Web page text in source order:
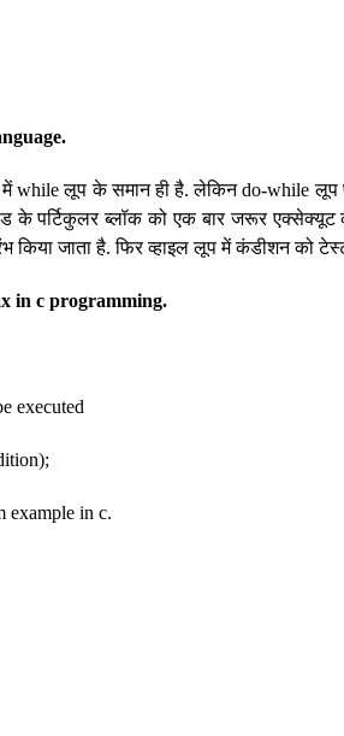
while लूप के समान ही है. लेकिन do-while
के पर्टिकुलर ब्लॉक को एक बार जरूर
किया जाता है. फिर व्हाइल लूप में कंडीशन को
in c programming.
executed
example in c.